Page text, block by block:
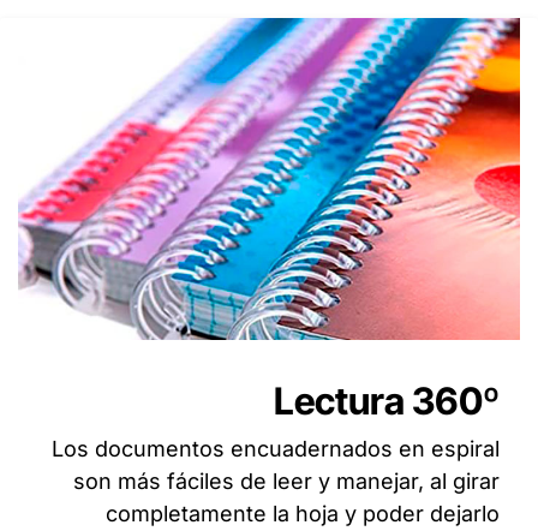
Lectura 360º
Los documentos encuadernados en espiral
son más fáciles de leer y manejar, al girar
completamente la hoja y poder dejarlo